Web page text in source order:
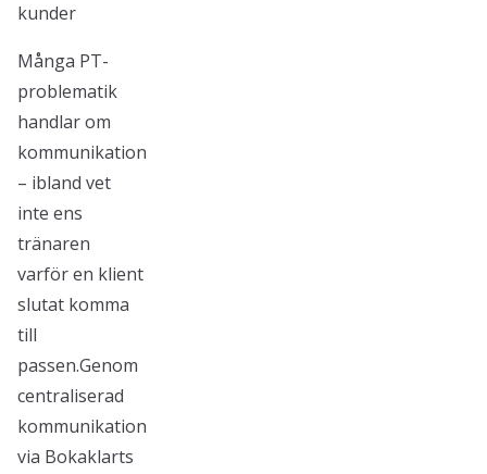
kunder
Många PT-
problematik
handlar om
kommunikation
– ibland vet
inte ens
tränaren
varför en klient
slutat komma
till
passen.Genom
centraliserad
kommunikation
via Bokaklarts